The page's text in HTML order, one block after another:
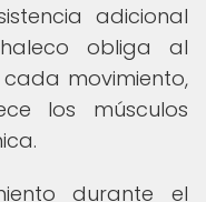
adicional
obliga al
movimiento,
los músculos
durante el